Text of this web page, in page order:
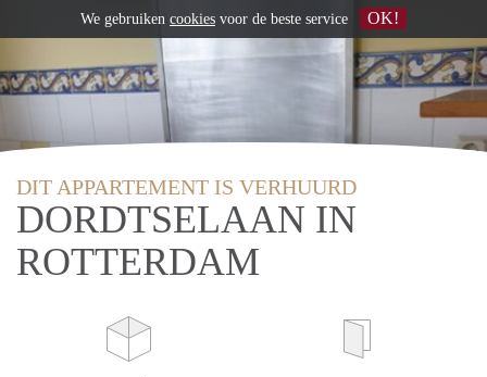
DIT APPARTEMENT IS VERHUURD
DORDTSELAAN IN
ROTTERDAM
We gebruiken cookies voor de beste service OK!